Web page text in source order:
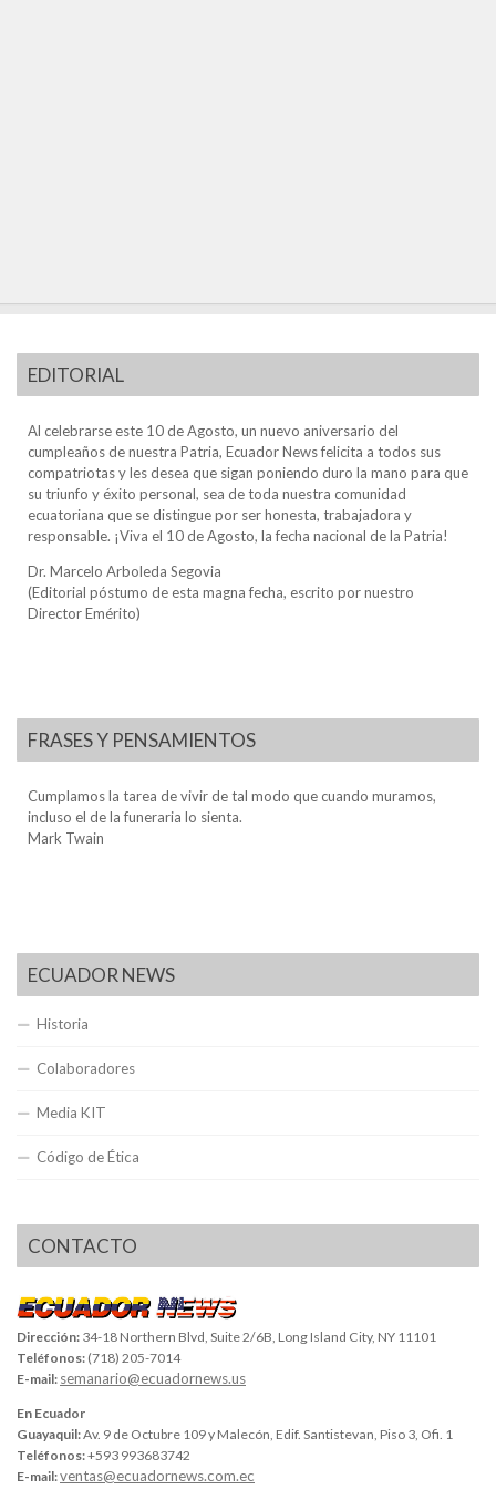
EDITORIAL
Al celebrarse este 10 de Agosto, un nuevo aniversario del
cumpleaños de nuestra Patria, Ecuador News felicita a todos sus
compatriotas y les desea que sigan poniendo duro la mano para que
su triunfo y éxito personal, sea de toda nuestra comunidad
ecuatoriana que se distingue por ser honesta, trabajadora y
responsable. ¡Viva el 10 de Agosto, la fecha nacional de la Patria!
Dr. Marcelo Arboleda Segovia
(Editorial póstumo de esta magna fecha, escrito por nuestro
Director Emérito)
FRASES Y PENSAMIENTOS
Cumplamos la tarea de vivir de tal modo que cuando muramos,
incluso el de la funeraria lo sienta.
Mark Twain
ECUADOR NEWS
Historia
Colaboradores
Media KIT
Código de Ética
CONTACTO
Dirección: 34-18 Northern Blvd, Suite 2/6B, Long Island City, NY 11101
Teléfonos: (718) 205-7014
E-mail: semanario@ecuadornews.us
En Ecuador
Guayaquil:Av. 9 de Octubre 109 y Malecón, Edif. Santistevan, Piso 3, Ofi. 1
Teléfonos:+593 993683742
E-mail:ventas@ecuadornews.com.ec